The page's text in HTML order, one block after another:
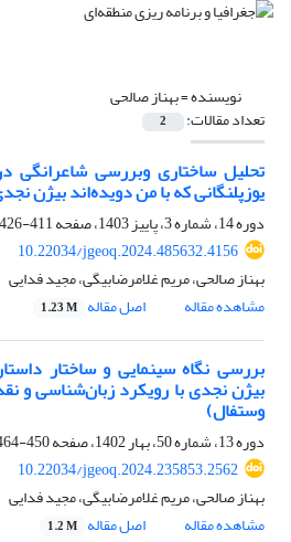
نویسنده =بهناز صالحی
تعداد مقالات: 2
تحلیل ساختاری وبررسی شاعرانگی
یوزپلنگانی که با من دویده‌اند بیژن
دوره 14، شماره 3، پاییز 1403، صفحه
411-426
10.22034/jgeoq.2024.485632.4156
بهناز صالحی، مریم غلامرضا‌بیگی، مجید فدایی
مشاهده مقاله
اصل مقاله 1.23 M
بررسی نگاه سینمایی و ساختار
بیژن نجدی با رویکرد زبان‌شناسی و
وستفال)
دوره 13، شماره 50، بهار 1402، صفحه
450-464
10.22034/jgeoq.2024.235853.2562
بهناز صالحی، مریم غلامرضا‌بیگی، مجید فدایی
مشاهده مقاله
اصل مقاله 1.2 M